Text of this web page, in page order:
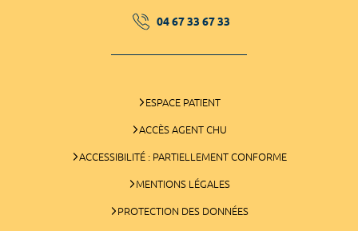
04 67 33 67 33
ESPACE PATIENT
ACCÈS AGENT CHU
ACCESSIBILITÉ : PARTIELLEMENT CONFORME
MENTIONS LÉGALES
PROTECTION DES DONNÉES